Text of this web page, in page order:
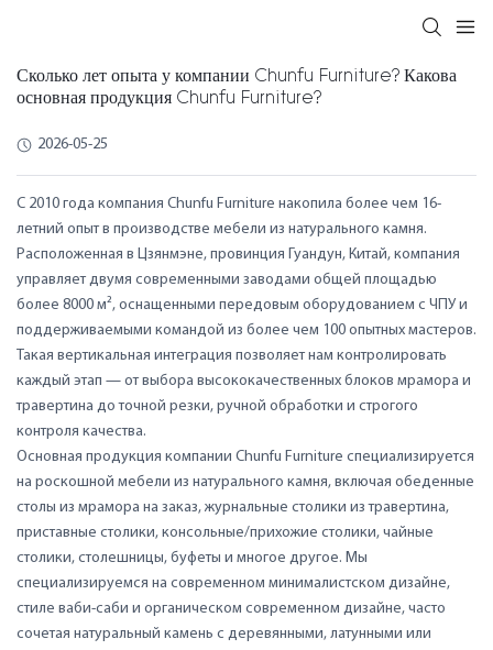
Сколько лет опыта у компании Chunfu Furniture? Какова
основная продукция Chunfu Furniture?
2026-05-25
С 2010 года компания Chunfu Furniture накопила более чем 16-
летний опыт в производстве мебели из натурального камня.
Расположенная в Цзянмэне, провинция Гуандун, Китай, компания
управляет двумя современными заводами общей площадью
более 8000 м², оснащенными передовым оборудованием с ЧПУ и
поддерживаемыми командой из более чем 100 опытных мастеров.
Такая вертикальная интеграция позволяет нам контролировать
каждый этап — от выбора высококачественных блоков мрамора и
травертина до точной резки, ручной обработки и строгого
контроля качества.
Основная продукция компании Chunfu Furniture специализируется
на роскошной мебели из натурального камня, включая обеденные
столы из мрамора на заказ, журнальные столики из травертина,
приставные столики, консольные/прихожие столики, чайные
столики, столешницы, буфеты и многое другое. Мы
специализируемся на современном минималистском дизайне,
стиле ваби-саби и органическом современном дизайне, часто
сочетая натуральный камень с деревянными, латунными или